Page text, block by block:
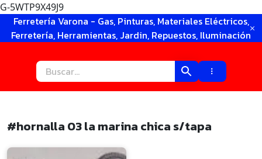
G-5WTP9X49J9
Ferretería Varona - Gas, Pinturas, Materiales Eléctricos,
Ferretería, Herramientas, Jardin, Repuestos, Iluminación
#hornalla 03 la marina chica s/tapa